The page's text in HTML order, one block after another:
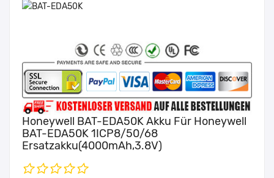
Honeywell BAT-EDA50K Akku Für Honeywell
BAT-EDA50K 1ICP8/50/68
Ersatzakku(4000mAh,3.8V)